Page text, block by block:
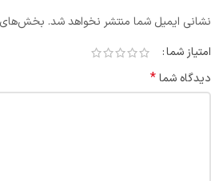
نشانی ایمیل شما منتشر نخواهد شد. بخش‌های
امتیاز شما
دیدگاه شما*